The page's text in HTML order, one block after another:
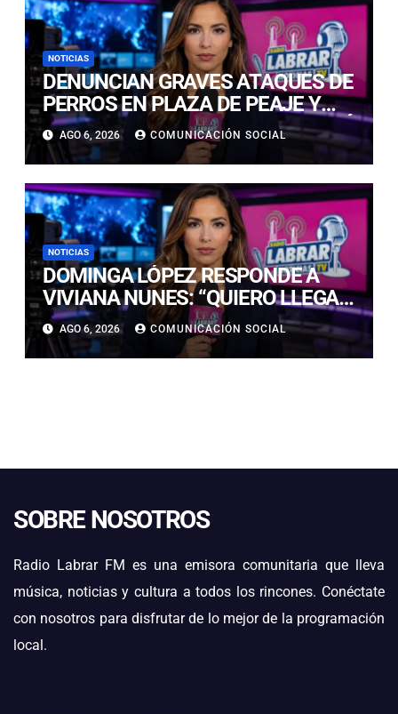
NOTICIAS
DENUNCIAN GRAVES ATAQUES DE
PERROS EN PLAZA DE PEAJE Y
BARRIO RESIDENCIAL EN COPIAPÓ
AGO 6, 2026 COMUNICACIÓN SOCIAL
NOTICIAS
DOMINGA LÓPEZ RESPONDE A
VIVIANA NUNES: “QUIERO LLEGAR,
NI SIQUIERA AL TOP 5, A LA
CORONA”
AGO 6, 2026 COMUNICACIÓN SOCIAL
SOBRE NOSOTROS
Radio Labrar FM es una emisora comunitaria que lleva
música, noticias y cultura a todos los rincones. Conéctate
con nosotros para disfrutar de lo mejor de la programación
local.